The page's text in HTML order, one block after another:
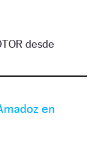
desde
en